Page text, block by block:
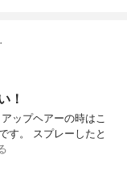
！
ップヘアーの時はこ
す。 スプレーしたと